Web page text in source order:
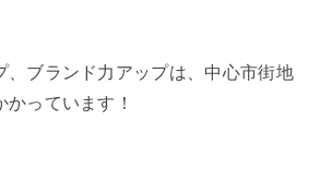
、ブランド力アップは、中心市街地
っています！